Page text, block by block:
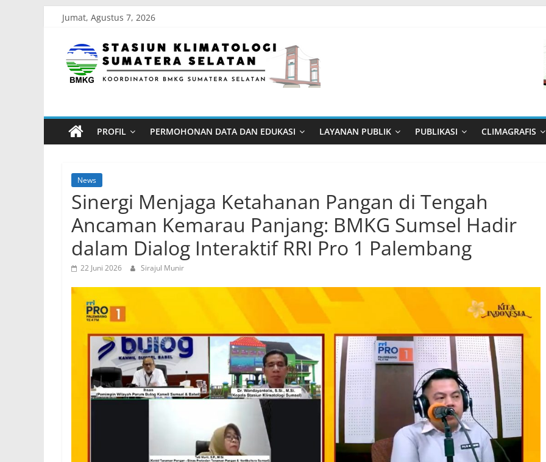
content
Jumat, Agustus 7, 2026
Stasiun
Klimatologi
Sumatera
Selatan
Koordinator
BMKG
Sumatera
Selatan
PROFIL PERMOHONAN DATA DAN EDUKASI LAYANAN PUBLIK PUBLIKASI CLIMAGRAFIS
News
Sinergi Menjaga Ketahanan Pangan di Tengah
Ancaman Kemarau Panjang: BMKG Sumsel Hadir
dalam Dialog Interaktif RRI Pro 1 Palembang
22 Juni 2026 Sirajul Munir